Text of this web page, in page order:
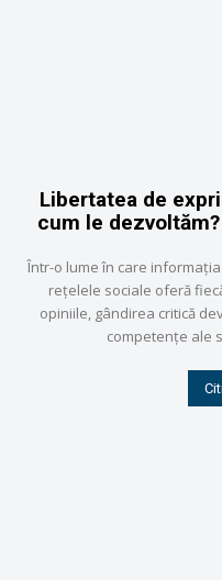
Libertatea de
cum le
Într-o lume în care
rețelele sociale oferă
opiniile, gândirea critică
competențe ale